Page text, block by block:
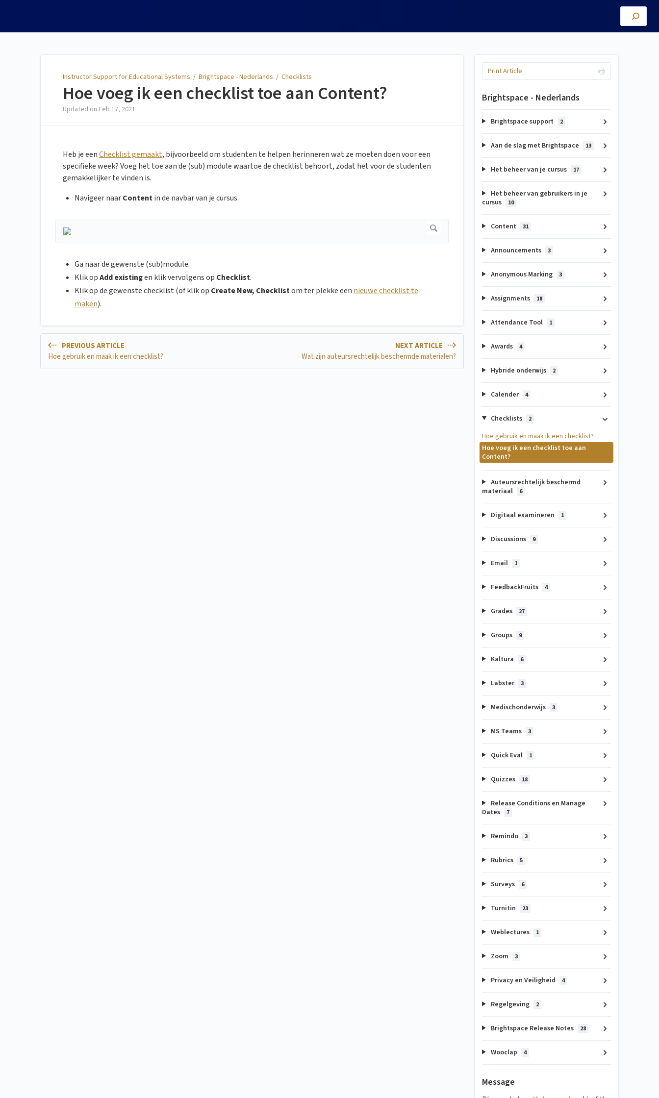
Instructor Support for Educational Systems / Brightspace - Nederlands / Checklists
Hoe voeg ik een checklist toe aan Content?
Updated on Feb 17, 2021
Heb je eenChecklist gemaakt, bijvoorbeeld om studenten te helpen herinneren wat ze moeten doen voor een
specifieke week? Voeg het toe aan de (sub) module waartoe de checklist behoort, zodat het voor de studenten
gemakkelijker te vinden is.
Navigeer naarContentin de navbar van je cursus.
Ga naar de gewenste (sub)module.
Klik opAdd existingen klik vervolgens op Checklist.
Klik op de gewenste checklist (of klik op Create New, Checklistom ter plekke een nieuwe checklist te
maken).
PREVIOUS ARTICLE
Hoe gebruik en maak ik een checklist?
NEXT ARTICLE
Wat zijn auteursrechtelijk beschermde materialen?
Print Article
Brightspace - Nederlands
Brightspace support 2
Aan de slag met Brightspace 13
Het beheer van je cursus 17
Het beheer van gebruikers in je
cursus
10
Content 31
Announcements 3
Anonymous Marking 3
Assignments 18
Attendance Tool 1
Awards 4
Hybride onderwijs 2
Calender 4
Checklists 2
Hoe gebruik en maak ik een checklist?
Hoe voeg ik een checklist toe aan
Content?
Auteursrechtelijk beschermd
materiaal
6
Digitaal examineren 1
Discussions 9
Email 1
FeedbackFruits 4
Grades 27
Groups 9
Kaltura 6
Labster 3
Medischonderwijs 3
MS Teams 3
Quick Eval 1
Quizzes 18
Release Conditions en Manage
Dates
7
Remindo 3
Rubrics 5
Surveys 6
Turnitin 23
Weblectures 1
Zoom 3
Privacy en Veiligheid 4
Regelgeving 2
Brightspace Release Notes 28
Wooclap 4
Message